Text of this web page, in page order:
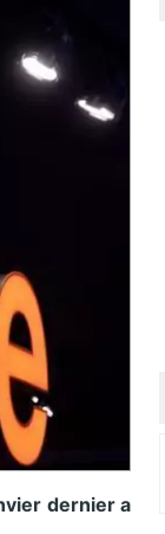
dernier a